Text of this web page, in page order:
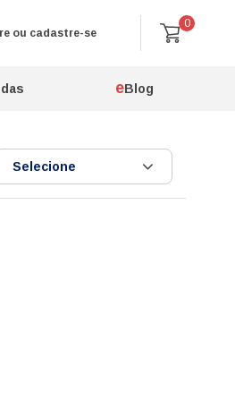
0
ou cadastre-se
eBlog
Selecione